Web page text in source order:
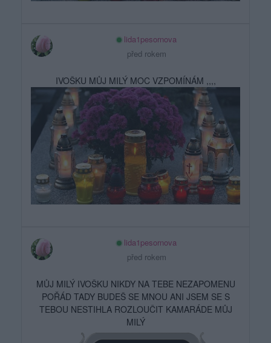
lida1pesornova
před rokem
IVOŠKU MŮJ MILÝ MOC VZPOMÍNÁM ,,,,
lida1pesornova
před rokem
MŮJ MILÝ IVOŠKU NIKDY NA TEBE NEZAPOMENU
POŘÁD TADY BUDEŠ SE MNOU ANI JSEM SE S
TEBOU NESTIHLA ROZLOUČIT KAMARÁDE MŮJ
MILÝ